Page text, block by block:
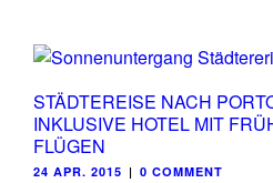
STÄDTEREISE NACH
INKLUSIVE HOTEL MIT
FLÜGEN
24 APR. 2015 | 0 COMMENT